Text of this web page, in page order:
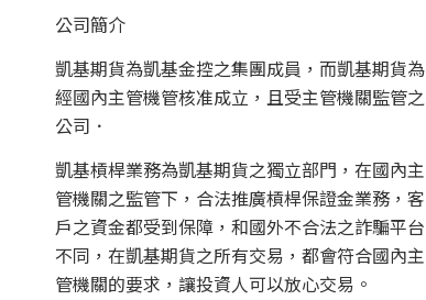
公司簡介
凱基期貨為凱基金控之集團成員，而凱基期貨為
經國內主管機管核准成立，且受主管機關監管之
公司．
凱基槓桿業務為凱基期貨之獨立部門，在國內主
管機關之監管下，合法推廣槓桿保證金業務，客
戶之資金都受到保障，和國外不合法之詐騙平台
不同，在凱基期貨之所有交易，都會符合國內主
管機關的要求，讓投資人可以放心交易。